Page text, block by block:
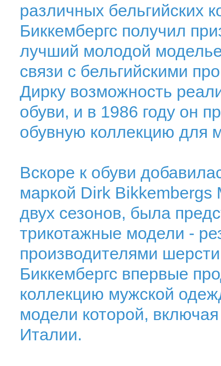
различных бельгийских
Биккембергс получил
лучший молодой
связи с бельгийскими
Дирку возможность
обуви, и в 1986 году он
обувную коллекцию для
Вскоре к обуви
маркой Dirk Bikkembergs
двух сезонов, была
трикотажные модели -
производителями
Биккембергс впервые
коллекцию мужской
модели которой,
Италии.